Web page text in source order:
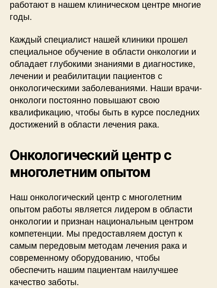
работают в нашем клиническом центре многие
годы.
Каждый специалист нашей клиники прошел
специальное обучение в области онкологии и
обладает глубокими знаниями в диагностике,
лечении и реабилитации пациентов с
онкологическими заболеваниями. Наши врачи-
онкологи постоянно повышают свою
квалификацию, чтобы быть в курсе последних
достижений в области лечения рака.
Онкологический центр с
многолетним опытом
Наш онкологический центр с многолетним
опытом работы является лидером в области
онкологии и признан национальным центром
компетенции. Мы предоставляем доступ к
самым передовым методам лечения рака и
современному оборудованию, чтобы
обеспечить нашим пациентам наилучшее
качество заботы.